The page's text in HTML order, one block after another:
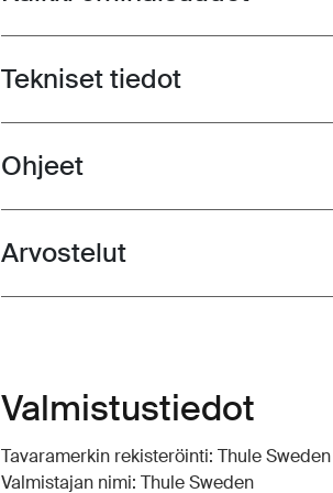
Toggle techspec
Tekniset tiedot
Toggle guides and instructions
Ohjeet
Toggle overview
Arvostelut
Valmistustiedot
Tavaramerkin rekisteröinti: Thule
Valmistajan nimi: Thule Sweden